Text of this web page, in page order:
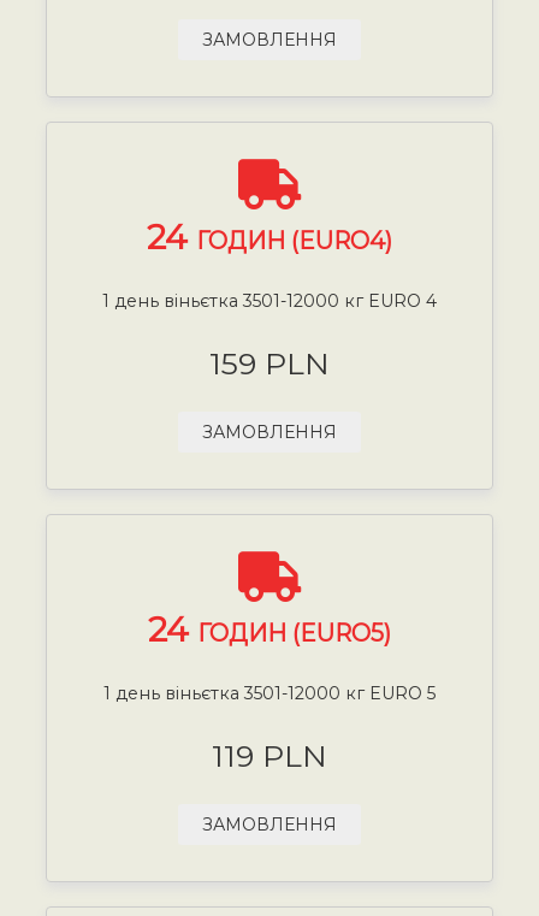
ЗАМОВЛЕННЯ
24 ГОДИН (EURO4)
1 день віньєтка 3501-12000 кг EURO 4
159 PLN
ЗАМОВЛЕННЯ
24 ГОДИН (EURO5)
1 день віньєтка 3501-12000 кг EURO 5
119 PLN
ЗАМОВЛЕННЯ